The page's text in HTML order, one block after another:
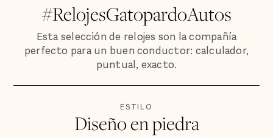
#RelojesGatopardoAutos
Esta selección de relojes son la compañía
perfecto para un buen conductor: calculador,
puntual, exacto.
ESTILO
Diseño en piedra